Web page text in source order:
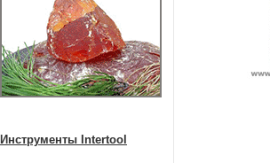
Инструменты Intertool